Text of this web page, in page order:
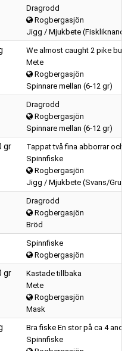
Dragrodd
Rogbergasjön
Jigg / Mjukbete (Fiskliknande)
We almost caught 2 pike but
Mete
Rogbergasjön
Spinnare mellan (6-12 gr)
Dragrodd
Rogbergasjön
Spinnare mellan (6-12 gr)
gr
Tappat två fina abborrar och
Spinnfiske
Rogbergasjön
Jigg / Mjukbete (Svans/Grub)
Dragrodd
Rogbergasjön
Bröd
Spinnfiske
Rogbergasjön
gr
Kastade tillbaka
Mete
Rogbergasjön
Mask
Bra fiske En stor på ca 4
Spinnfiske